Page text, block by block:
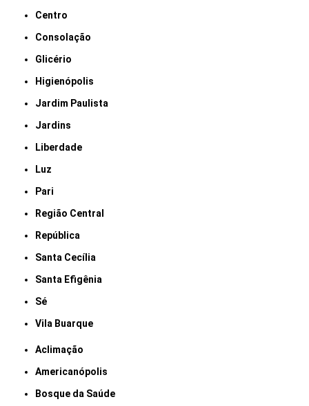
Centro
Consolação
Glicério
Higienópolis
Jardim Paulista
Jardins
Liberdade
Luz
Pari
Região Central
República
Santa Cecília
Santa Efigênia
Sé
Vila Buarque
Aclimação
Americanópolis
Bosque da Saúde